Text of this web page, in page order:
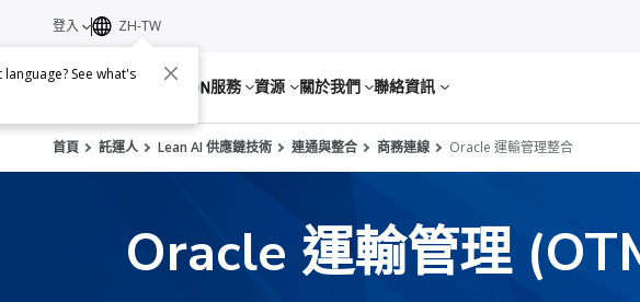
服務 資源 關於我們 聯絡資訊
登入 ZH-TW
See what's
首頁 託運人 Lean AI 供應鏈技術 連通與整合 商務連線 Oracle 運輸管理整合
Oracle 運輸管理